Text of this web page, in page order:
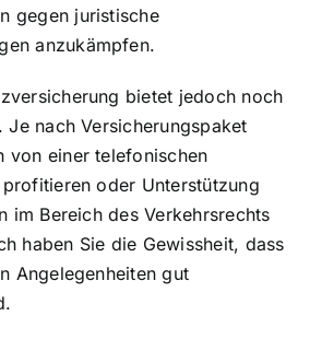
gegen juristische
anzukämpfen.
bietet jedoch noch
Je nach Versicherungspaket
von einer telefonischen
oder Unterstützung
im Bereich des Verkehrsrechts
haben Sie die Gewissheit, dass
Angelegenheiten gut